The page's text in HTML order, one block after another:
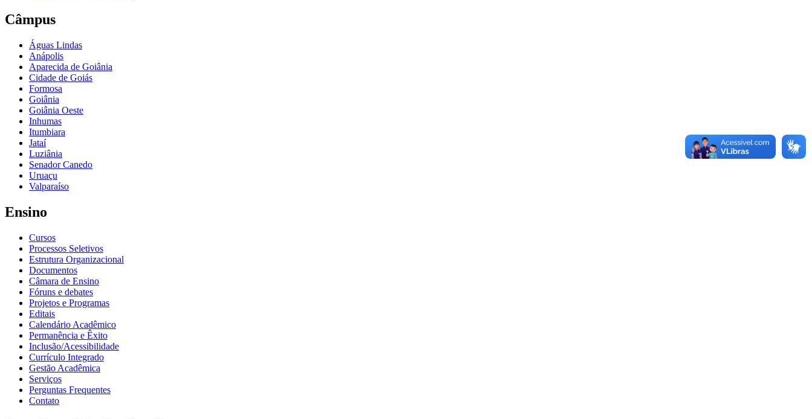
Câmpus
Águas Lindas
Anápolis
Aparecida de Goiânia
Cidade de Goiás
Formosa
Goiânia
Goiânia Oeste
Inhumas
Itumbiara
Jataí
Luziânia
Senador Canedo
Uruaçu
Valparaíso
Ensino
Cursos
Processos Seletivos
Estrutura Organizacional
Documentos
Câmara de Ensino
Fóruns e debates
Projetos e Programas
Editais
Calendário Acadêmico
Permanência e Êxito
Inclusão/Acessibilidade
Currículo Integrado
Gestão Acadêmica
Serviços
Perguntas Frequentes
Contato